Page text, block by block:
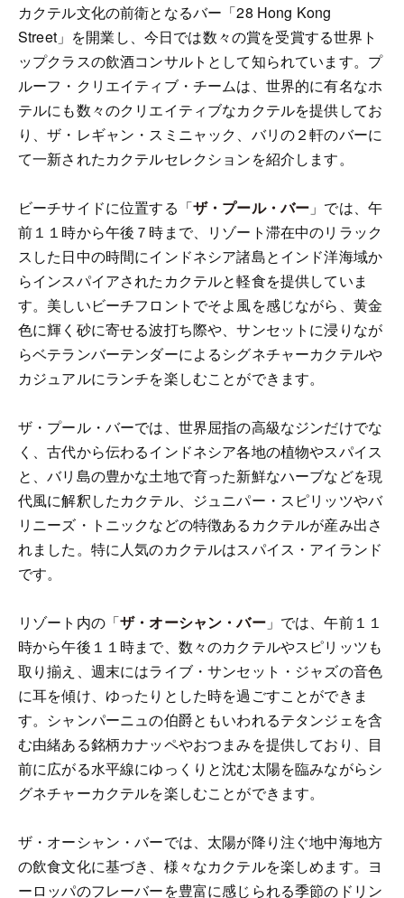
カクテル文化の前衛となるバー「28 Hong Kong
Street」を開業し、今日では数々の賞を受賞する世界ト
ップクラスの飲酒コンサルトとして知られています。プ
ルーフ・クリエイティブ・チームは、世界的に有名なホ
テルにも数々のクリエイティブなカクテルを提供してお
り、ザ・レギャン・スミニャック、バリの２軒のバーに
て一新されたカクテルセレクションを紹介します。
ビーチサイドに位置する「ザ・プール・バー 」では、午
前１１時から午後７時まで、リゾート滞在中のリラック
スした日中の時間にインドネシア諸島とインド洋海域か
らインスパイアされたカクテルと軽食を提供していま
す。美しいビーチフロントでそよ風を感じながら、黄金
色に輝く砂に寄せる波打ち際や、サンセットに浸りなが
らベテランバーテンダーによるシグネチャーカクテルや
カジュアルにランチを楽しむことができます。
ザ・プール・バーでは、世界屈指の高級なジンだけでな
く、古代から伝わるインドネシア各地の植物やスパイス
と、バリ島の豊かな土地で育った新鮮なハーブなどを現
代風に解釈したカクテル、ジュニパー・スピリッツやバ
リニーズ・トニックなどの特徴あるカクテルが産み出さ
れました。特に人気のカクテルはスパイス・アイランド
です。
リゾート内の「ザ・オーシャン・バー」では、午前１１
時から午後１１時まで、数々のカクテルやスピリッツも
取り揃え、週末にはライブ・サンセット・ジャズの音色
に耳を傾け、ゆったりとした時を過ごすことができま
す。シャンパーニュの伯爵ともいわれるテタンジェを含
む由緒ある銘柄カナッペやおつまみを提供しており、目
前に広がる水平線にゆっくりと沈む太陽を臨みながらシ
グネチャーカクテルを楽しむことができます。
ザ・オーシャン・バーでは、太陽が降り注ぐ地中海地方
の飲食文化に基づき、様々なカクテルを楽しめます。ヨ
ーロッパのフレーバーを豊富に感じられる季節のドリン